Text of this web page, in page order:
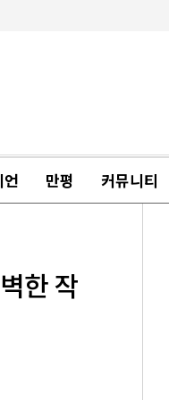
만평 커뮤니티
한 작